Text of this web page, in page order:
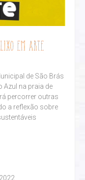
EM ARTE
de São Brás
Azul na praia de
percorrer outras
a reflexão sobre